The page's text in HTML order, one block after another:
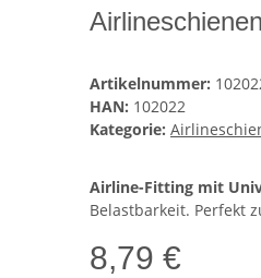
Artikelnummer:
HAN: 102022
Kategorie:
Airline-Fitting mit
Belastbarkeit. Perfekt
8,79 €